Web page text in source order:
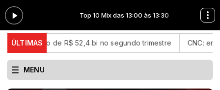
Top 10 Mix das 13:00 às 13:30
ÚLTIMAS
de R$ 52,4 bi no segundo trimestre CNC:
MENU